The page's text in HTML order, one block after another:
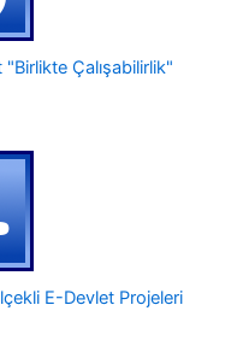
Çalışabilirlik"
E-Devlet Projeleri